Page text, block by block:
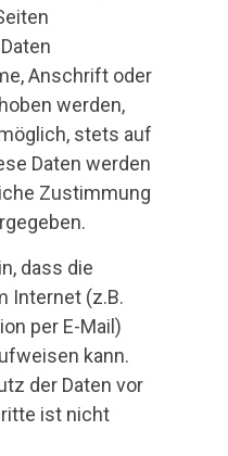
Anschrift oder
werden,
stets auf
Daten werden
Zustimmung
dass die
Internet (z.B.
per E-Mail)
kann.
der Daten vor
ist nicht